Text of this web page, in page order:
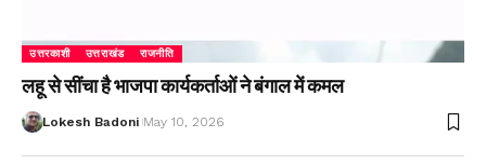
उत्तरकाशी उत्तराखंड राजनीति
लहू से सींचा है भाजपा कार्यकर्ताओं ने बंगाल में कमल
Lokesh Badoni May 10, 2026